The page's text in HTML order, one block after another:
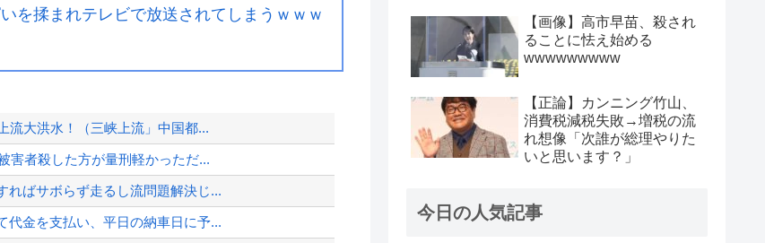
を揉まれテレビで放送されてしまうｗｗｗ
流大洪水！（三峡上流」中国都...
害者殺した方が量刑軽かっただ...
ればサボらず走るし流問題解決じ...
代金を支払い、平日の納車日に予...
【画像】高市早苗、殺され
ることに怯え始める
wwwwwwwww
【正論】カンニング竹山、
消費税減税失敗→増税の流
れ想像「次誰が総理やりた
いと思います？」
今日の人気記事